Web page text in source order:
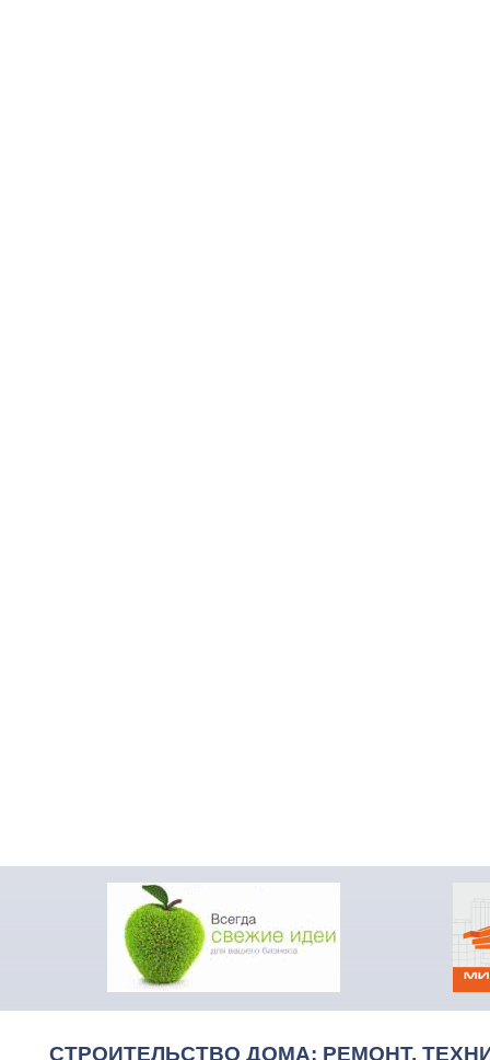
СТРОИТЕЛЬСТВО ДОМА: РЕМОНТ,